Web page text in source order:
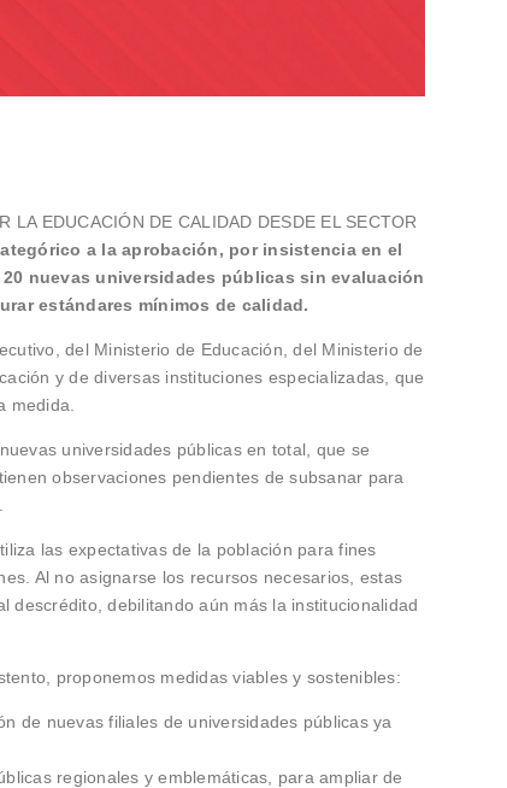
EDUCACIÓN DE CALIDAD DESDE EL SECTOR
a la aprobación, por insistencia en el
nuevas universidades públicas sin evaluación
estándares mínimos de calidad.
del Ministerio de Educación, del Ministerio de
y de diversas instituciones especializadas, que
medida.
universidades públicas en total, que se
observaciones pendientes de subsanar para
las expectativas de la población para fines
Al no asignarse los recursos necesarios, estas
descrédito, debilitando aún más la institucionalidad
proponemos medidas viables y sostenibles:
de nuevas filiales de universidades públicas ya
regionales y emblemáticas, para ampliar de